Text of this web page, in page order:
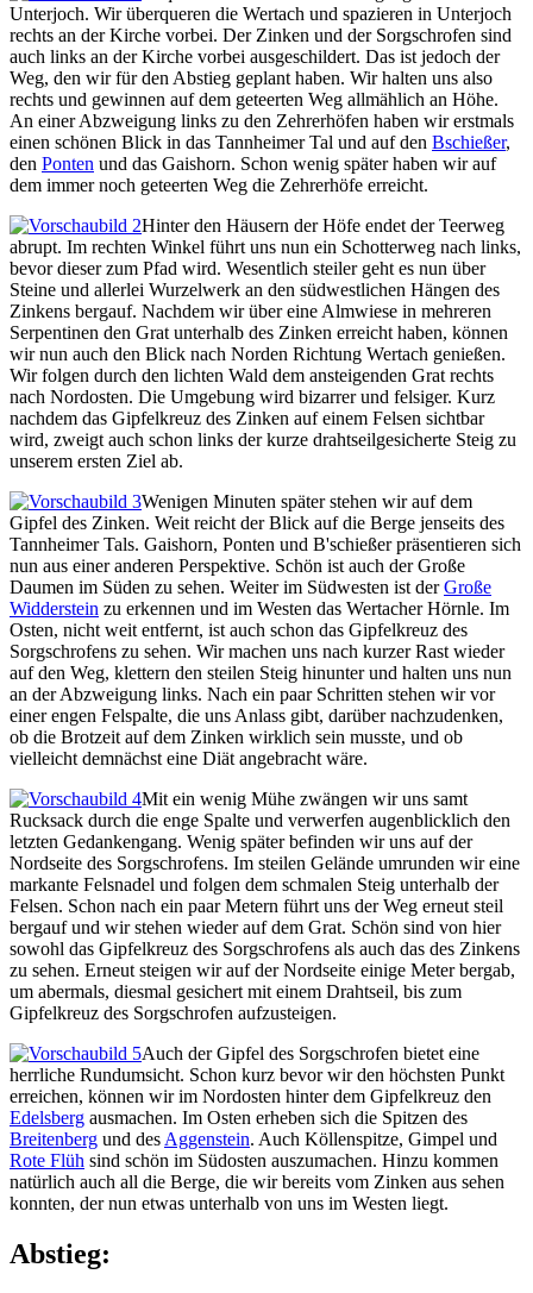
Unterjoch. Wir überqueren die Wertach und spazieren in Unterjoch
rechts an der Kirche vorbei. Der Zinken und der Sorgschrofen sind
auch links an der Kirche vorbei ausgeschildert. Das ist jedoch der
Weg, den wir für den Abstieg geplant haben. Wir halten uns also
rechts und gewinnen auf dem geteerten Weg allmählich an Höhe.
An einer Abzweigung links zu den Zehrerhöfen haben wir erstmals
einen schönen Blick in das Tannheimer Tal und auf den Bschießer,
den Ponten und das Gaishorn. Schon wenig später haben wir auf
dem immer noch geteerten Weg die Zehrerhöfe erreicht.
Hinter den Häusern der Höfe endet der Teerweg
abrupt. Im rechten Winkel führt uns nun ein Schotterweg nach links,
bevor dieser zum Pfad wird. Wesentlich steiler geht es nun über
Steine und allerlei Wurzelwerk an den südwestlichen Hängen des
Zinkens bergauf. Nachdem wir über eine Almwiese in mehreren
Serpentinen den Grat unterhalb des Zinken erreicht haben, können
wir nun auch den Blick nach Norden Richtung Wertach genießen.
Wir folgen durch den lichten Wald dem ansteigenden Grat rechts
nach Nordosten. Die Umgebung wird bizarrer und felsiger. Kurz
nachdem das Gipfelkreuz des Zinken auf einem Felsen sichtbar
wird, zweigt auch schon links der kurze drahtseilgesicherte Steig zu
unserem ersten Ziel ab.
Wenigen Minuten später stehen wir auf dem
Gipfel des Zinken. Weit reicht der Blick auf die Berge jenseits des
Tannheimer Tals. Gaishorn, Ponten und B'schießer präsentieren sich
nun aus einer anderen Perspektive. Schön ist auch der Große
Daumen im Süden zu sehen. Weiter im Südwesten ist derGroße
Widderstein zu erkennen und im Westen das Wertacher Hörnle. Im
Osten, nicht weit entfernt, ist auch schon das Gipfelkreuz des
Sorgschrofens zu sehen. Wir machen uns nach kurzer Rast wieder
auf den Weg, klettern den steilen Steig hinunter und halten uns nun
an der Abzweigung links. Nach ein paar Schritten stehen wir vor
einer engen Felspalte, die uns Anlass gibt, darüber nachzudenken,
ob die Brotzeit auf dem Zinken wirklich sein musste, und ob
vielleicht demnächst eine Diät angebracht wäre.
Mit ein wenig Mühe zwängen wir uns samt
Rucksack durch die enge Spalte und verwerfen augenblicklich den
letzten Gedankengang. Wenig später befinden wir uns auf der
Nordseite des Sorgschrofens. Im steilen Gelände umrunden wir eine
markante Felsnadel und folgen dem schmalen Steig unterhalb der
Felsen. Schon nach ein paar Metern führt uns der Weg erneut steil
bergauf und wir stehen wieder auf dem Grat. Schön sind von hier
sowohl das Gipfelkreuz des Sorgschrofens als auch das des Zinkens
zu sehen. Erneut steigen wir auf der Nordseite einige Meter bergab,
um abermals, diesmal gesichert mit einem Drahtseil, bis zum
Gipfelkreuz des Sorgschrofen aufzusteigen.
Auch der Gipfel des Sorgschrofen bietet eine
herrliche Rundumsicht. Schon kurz bevor wir den höchsten Punkt
erreichen, können wir im Nordosten hinter dem Gipfelkreuz den
Edelsberg ausmachen. Im Osten erheben sich die Spitzen des
Breitenberg und des Aggenstein. Auch Köllenspitze, Gimpel und
Rote Flüh sind schön im Südosten auszumachen. Hinzu kommen
natürlich auch all die Berge, die wir bereits vom Zinken aus sehen
konnten, der nun etwas unterhalb von uns im Westen liegt.
Abstieg: